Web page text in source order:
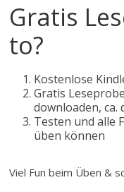
Gratis
to?
Kostenlose
Gratis
downloaden, ca.
Testen und alle
üben können
Viel Fun beim Üben &